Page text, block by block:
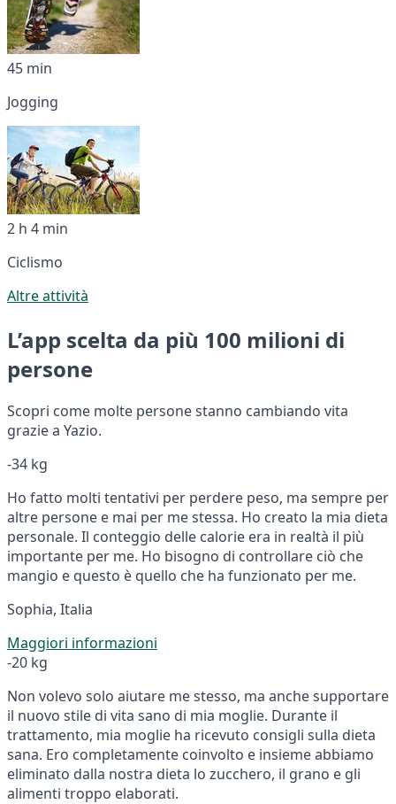
45 min
Jogging
2 h 4 min
Ciclismo
Altre attività
L’app scelta da più 100 milioni di
persone
Scopri come molte persone stanno cambiando vita
grazie a Yazio.
-34 kg
Ho fatto molti tentativi per perdere peso, ma sempre per
altre persone e mai per me stessa. Ho creato la mia dieta
personale. Il conteggio delle calorie era in realtà il più
importante per me. Ho bisogno di controllare ciò che
mangio e questo è quello che ha funzionato per me.
Sophia, Italia
Maggiori informazioni
-20 kg
Non volevo solo aiutare me stesso, ma anche supportare
il nuovo stile di vita sano di mia moglie. Durante il
trattamento, mia moglie ha ricevuto consigli sulla dieta
sana. Ero completamente coinvolto e insieme abbiamo
eliminato dalla nostra dieta lo zucchero, il grano e gli
alimenti troppo elaborati.